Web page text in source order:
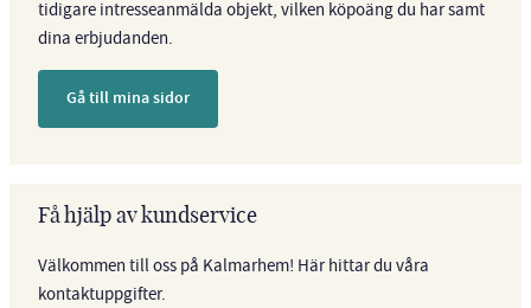
tidigare intresseanmälda objekt, vilken köpoäng du har samt
dina erbjudanden.
Gå till mina sidor
Få hjälp av kundservice
Välkommen till oss på Kalmarhem! Här hittar du våra
kontaktuppgifter.